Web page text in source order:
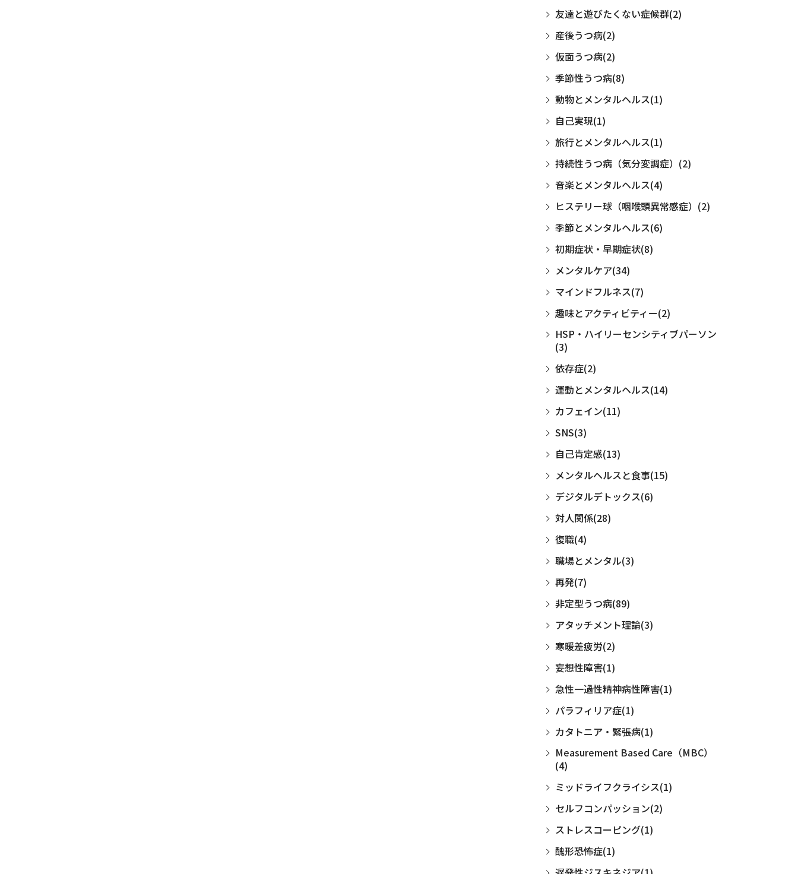
友達と遊びたくない症候群(2)
産後うつ病(2)
仮面うつ病(2)
季節性うつ病(8)
動物とメンタルヘルス(1)
自己実現(1)
旅行とメンタルヘルス(1)
持続性うつ病（気分変調症）(2)
音楽とメンタルヘルス(4)
ヒステリー球（咽喉頭異常感症）(2)
季節とメンタルヘルス(6)
初期症状・早期症状(8)
メンタルケア(34)
マインドフルネス(7)
趣味とアクティビティー(2)
HSP・ハイリーセンシティブパーソン
(3)
依存症(2)
運動とメンタルヘルス(14)
カフェイン(11)
SNS(3)
自己肯定感(13)
メンタルヘルスと食事(15)
デジタルデトックス(6)
対人関係(28)
復職(4)
職場とメンタル(3)
再発(7)
非定型うつ病(89)
アタッチメント理論(3)
寒暖差疲労(2)
妄想性障害(1)
急性一過性精神病性障害(1)
パラフィリア症(1)
カタトニア・緊張病(1)
Measurement Based Care（MBC）
(4)
ミッドライフクライシス(1)
セルフコンパッション(2)
ストレスコーピング(1)
醜形恐怖症(1)